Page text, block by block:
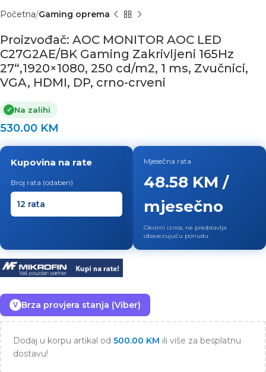
Početna Gaming oprema
Proizvođač: AOC MONITOR AOC LED
C27G2AE/BK Gaming Zakrivljeni 165Hz
27“,1920×1080, 250 cd/m2, 1 ms, Zvučnici,
VGA, HDMI, DP, crno-crveni
✓ Na zalihi
530.00 KM
Kupovina na rate
Broj rata (odaberi)
Mjesečna rata
48.58 KM /
mjesečno
Okvirni iznos, ne predstavlja
obavezujuću ponudu.
V Brza provjera stanja (Viber)
Dodaj u korpu artikal od 500.00 KM ili više za besplatnu
dostavu!